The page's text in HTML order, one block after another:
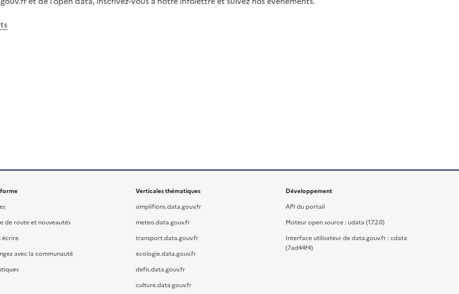
de route et nouveautés
écrire
avec la communauté
Verticales thématiques
simplifions.data.gouv.fr
meteo.data.gouv.fr
transport.data.gouv.fr
ecologie.data.gouv.fr
defis.data.gouv.fr
culture.data.gouv.fr
Développement
API du portail
Moteur open source : udata (17.2.0)
Interface utilisateur de data.gouv.fr : cdata
(7ad44f4)